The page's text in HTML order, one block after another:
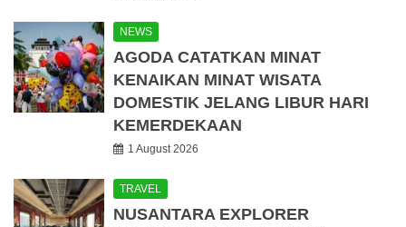
NEWS
AGODA CATATKAN MINAT
KENAIKAN MINAT WISATA
DOMESTIK JELANG LIBUR HARI
KEMERDEKAAN
1 August 2026
TRAVEL
NUSANTARA EXPLORER